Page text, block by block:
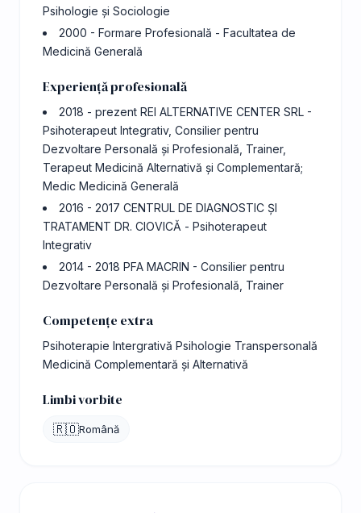
Psihologie și Sociologie
2000 - Formare Profesională - Facultatea de
Medicină Generală
Experiență profesională
2018 - prezent REI ALTERNATIVE CENTER SRL -
Psihoterapeut Integrativ, Consilier pentru
Dezvoltare Personală și Profesională, Trainer,
Terapeut Medicină Alternativă și Complementară;
Medic Medicină Generală
2016 - 2017 CENTRUL DE DIAGNOSTIC ȘI
TRATAMENT DR. CIOVICĂ - Psihoterapeut
Integrativ
2014 - 2018 PFA MACRIN - Consilier pentru
Dezvoltare Personală și Profesională, Trainer
Competențe extra
Psihoterapie Intergrativă Psihologie Transpersonală
Medicină Complementară și Alternativă
Limbi vorbite
🇷🇴Română